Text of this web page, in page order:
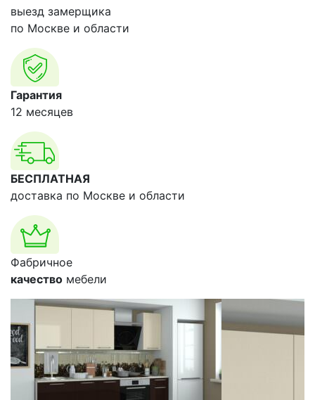
выезд замерщика
по Москве и области
Гарантия
12 месяцев
БЕСПЛАТНАЯ
доставка по Москве и области
Фабричное
качество мебели